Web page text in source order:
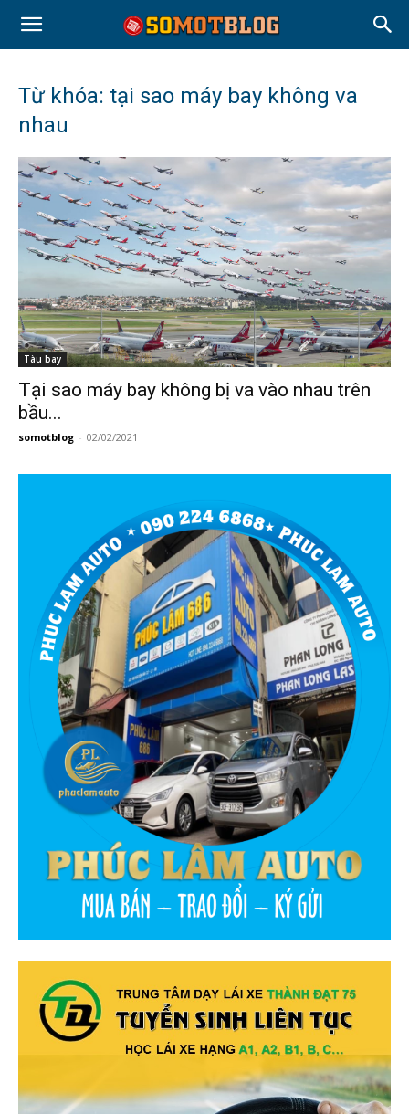
Từ khóa: tại sao máy bay không va
nhau
Tàu bay
Tại sao máy bay không bị va vào nhau trên
bầu...
somotblog - 02/02/2021